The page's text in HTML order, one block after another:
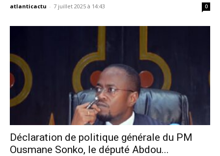
atlanticactu - 7 juillet 2025 à 14:43 0
Déclaration de politique générale du PM
Ousmane Sonko, le député Abdou...